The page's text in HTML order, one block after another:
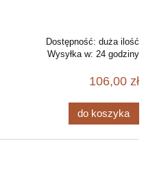
Dostępność: duża ilość
Wysyłka w: 24 godziny
106,00 zł
do koszyka